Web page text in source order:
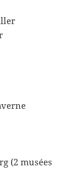
(2 musées